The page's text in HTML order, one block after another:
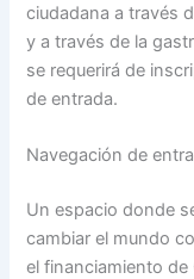
ciudadana a través
y a través de la
se requerirá de
de entrada.
Navegación de
Un espacio donde
cambiar el mundo
el financiamiento de